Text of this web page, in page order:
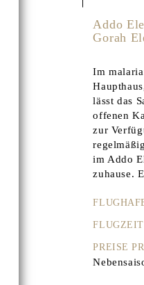
Addo
Gorah
Im
lässt das
offenen
zur
im Addo
zuhause.
PREISE